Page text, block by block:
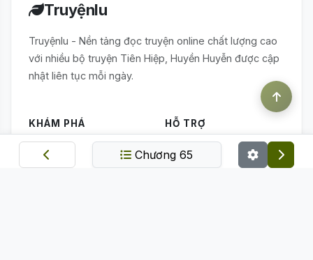
Chương 65
Truyệnlu
Truyệnlu - Nền tảng đọc truyện online chất lượng cao
với nhiều bộ truyện Tiên Hiệp, Huyền Huyễn được cập
nhật liên tục mỗi ngày.
KHÁM PHÁ
Trang chủ
Thể loại
HỖ TRỢ
Điều khoản sử dụng
Chính sách bảo mật